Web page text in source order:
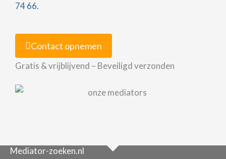
74 66.
Contact opnemen
Gratis & vrijblijvend – Beveiligd verzonden
Mediator-zoeken.nl